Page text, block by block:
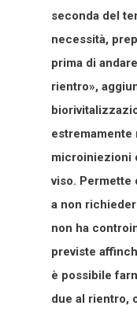
seconda del
necessità,
prima di
rientro»,
estremamente
microiniezioni
viso. Permette
a non
non ha
previste
è possibile
due al rientro,